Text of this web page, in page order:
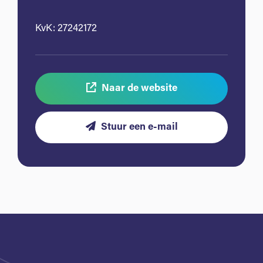
KvK: 27242172
Naar de website
Stuur een e-mail